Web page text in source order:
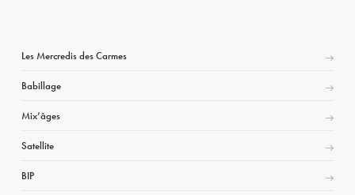
Les Mercredis des Carmes
Babillage
Mix’âges
Satellite
BIP